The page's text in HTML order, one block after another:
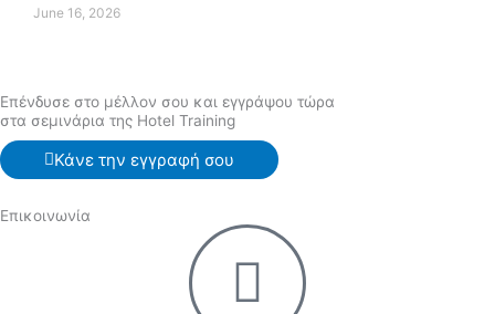
June 16, 2026
Επένδυσε στο μέλλον σου και εγγράψου τώρα
στα σεμινάρια της Hotel Training
Κάνε την εγγραφή σου
Επικοινωνία